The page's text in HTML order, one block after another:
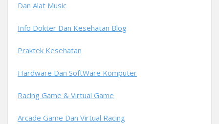
Dan Alat Music
Info Dokter Dan Kesehatan Blog
Praktek Kesehatan
Hardware Dan SoftWare Komputer
Racing Game & Virtual Game
Arcade Game Dan Virtual Racing